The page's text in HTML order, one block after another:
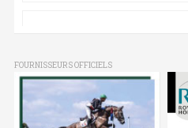
FOURNISSEURS OFFICIELS